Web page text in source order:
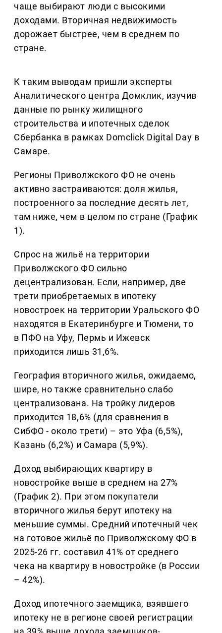
чаще выбирают люди с высокими
доходами. Вторичная недвижимость
дорожает быстрее, чем в среднем по
стране.
К таким выводам пришли эксперты
Аналитического центра Домклик, изучив
данные по рынку жилищного
строительства и ипотечных сделок
Сбербанка в рамках Domclick Digital Day в
Самаре.
Регионы Приволжского ФО не очень
активно застраиваются: доля жилья,
построенного за последние десять лет,
там ниже, чем в целом по стране (График
1).
Спрос на жильё на территории
Приволжского ФО сильно
децентрализован. Если, например, две
трети приобретаемых в ипотеку
новостроек на территории Уральского ФО
находятся в Екатеринбурге и Тюмени, то
в ПФО на Уфу, Пермь и Ижевск
приходится лишь 31,6%.
География вторичного жилья, ожидаемо,
шире, но также сравнительно слабо
централизована. На тройку лидеров
приходится 18,6% (для сравнения в
СибФО - около трети) – это Уфа (6,5%),
Казань (6,2%) и Самара (5,9%).
Доход выбирающих квартиру в
новостройке выше в среднем на 27%
(График 2). При этом покупатели
вторичного жилья берут ипотеку на
меньшие суммы. Средний ипотечный чек
на готовое жильё по Приволжскому ФО в
2025-26 гг. составил 41% от среднего
чека на квартиру в новостройке (в России
– 42%).
Доход ипотечного заемщика, взявшего
ипотеку не в регионе своей регистрации